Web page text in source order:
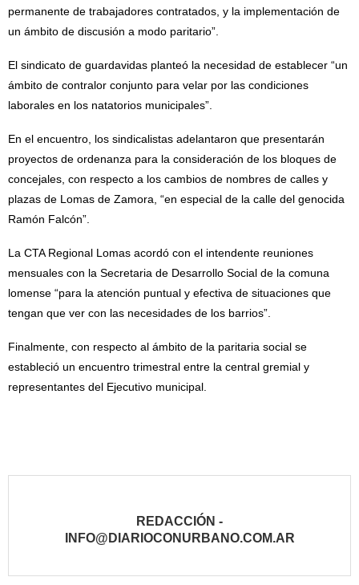
permanente de trabajadores contratados, y la implementación de
un ámbito de discusión a modo paritario”.
El sindicato de guardavidas planteó la necesidad de establecer “un
ámbito de contralor conjunto para velar por las condiciones
laborales en los natatorios municipales”.
En el encuentro, los sindicalistas adelantaron que presentarán
proyectos de ordenanza para la consideración de los bloques de
concejales, con respecto a los cambios de nombres de calles y
plazas de Lomas de Zamora, “en especial de la calle del genocida
Ramón Falcón”.
La CTA Regional Lomas acordó con el intendente reuniones
mensuales con la Secretaria de Desarrollo Social de la comuna
lomense “para la atención puntual y efectiva de situaciones que
tengan que ver con las necesidades de los barrios”.
Finalmente, con respecto al ámbito de la paritaria social se
estableció un encuentro trimestral entre la central gremial y
representantes del Ejecutivo municipal.
REDACCIÓN -
INFO@DIARIOCONURBANO.COM.AR